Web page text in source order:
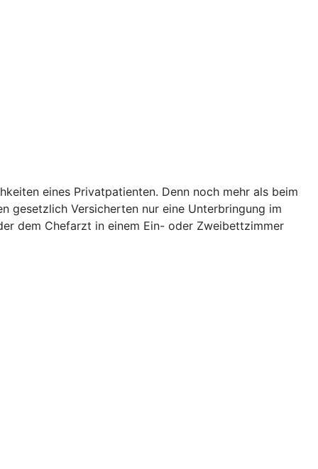
eines Privatpatienten. Denn noch mehr als beim
gesetzlich Versicherten nur eine Unterbringung im
dem Chefarzt in einem Ein- oder Zweibettzimmer